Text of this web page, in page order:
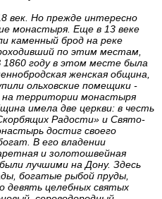
век. Но прежде интересно
монастыря. Еще в 13 веке
каменный брод на реке
по этим местам,
1860 году в этом месте была
женская община,
ольховские помещики -
на территории монастыря
имела две церкви: в честь
Радости» и Свято-
достиг своего
В его владении
и золотошвейная
лучшими на Дону. Здесь
богатые рыбой пруды,
девять целебных святых